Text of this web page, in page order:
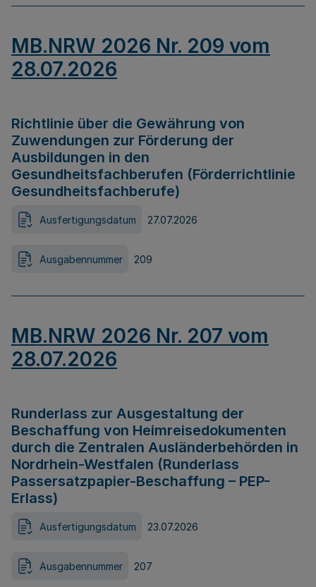
MB.NRW 2026 Nr. 209 vom
28.07.2026
Richtlinie über die Gewährung von
Zuwendungen zur Förderung der
Ausbildungen in den
Gesundheitsfachberufen (Förderrichtlinie
Gesundheitsfachberufe)
Ausfertigungsdatum 27.07.2026
Ausgabennummer 209
MB.NRW 2026 Nr. 207 vom
28.07.2026
Runderlass zur Ausgestaltung der
Beschaffung von Heimreisedokumenten
durch die Zentralen Ausländerbehörden in
Nordrhein-Westfalen (Runderlass
Passersatzpapier-Beschaffung – PEP-
Erlass)
Ausfertigungsdatum 23.07.2026
Ausgabennummer 207